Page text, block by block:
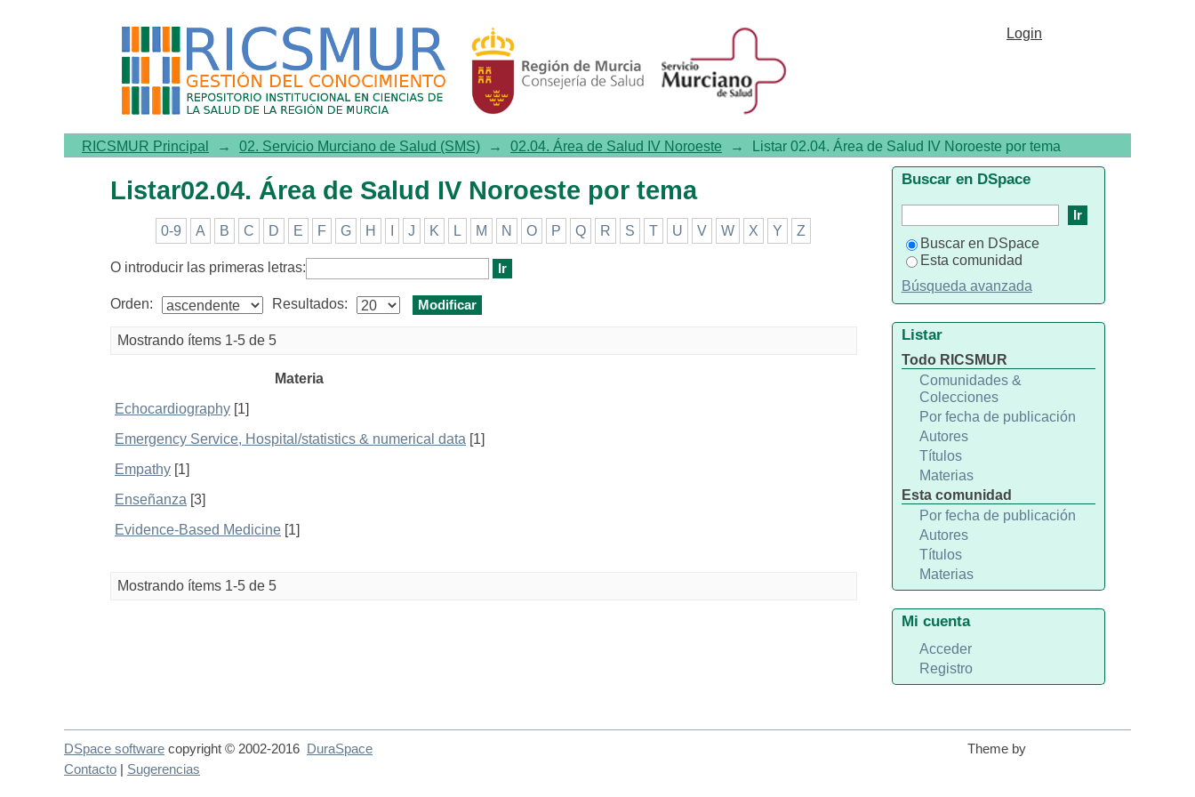
Listar02.04. Área de Salud IV Noroeste por tema Login
RICSMUR Principal → 02. Servicio Murciano de Salud (SMS) → 02.04. Área de Salud IV Noroeste → Listar 02.04. Área de Salud IV Noroeste por tema
Listar02.04. Área de Salud IV Noroeste por tema
0-9 A B C D E F G H J K L M N O P Q R S T U V W X Y Z
O introducir las primeras letras:
Orden: Resultados:
Mostrando ítems 1-5 de 5
Materia
Echocardiography[1]
Emergency Service, Hospital/statistics & numerical data [1]
Empathy[1]
Enseñanza [3]
Evidence-Based Medicine[1]
Mostrando ítems 1-5 de 5
Buscar en DSpace
Buscar en DSpace
Esta comunidad
Búsqueda avanzada
Listar
Todo RICSMUR
Comunidades &
Colecciones
Por fecha de publicación
Autores
Títulos
Materias
Esta comunidad
Por fecha de publicación
Autores
Títulos
Materias
Mi cuenta
Acceder
Registro
DSpace software copyright © 2002-2016 DuraSpace
Theme by
Contacto
Sugerencias